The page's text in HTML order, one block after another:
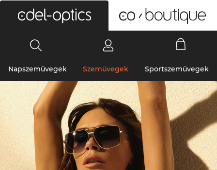
Napszemüvegek Szemüvegek Sportszemüvegek